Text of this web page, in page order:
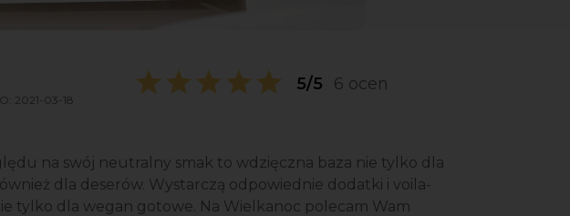
2021-03-18
5/5 6 ocen
na swój neutralny smak to wdzięczna baza nie tylko dla
dla deserów. Wystarczą odpowiednie dodatki i voila-
tylko dla wegan gotowe. Na Wielkanoc polecam Wam